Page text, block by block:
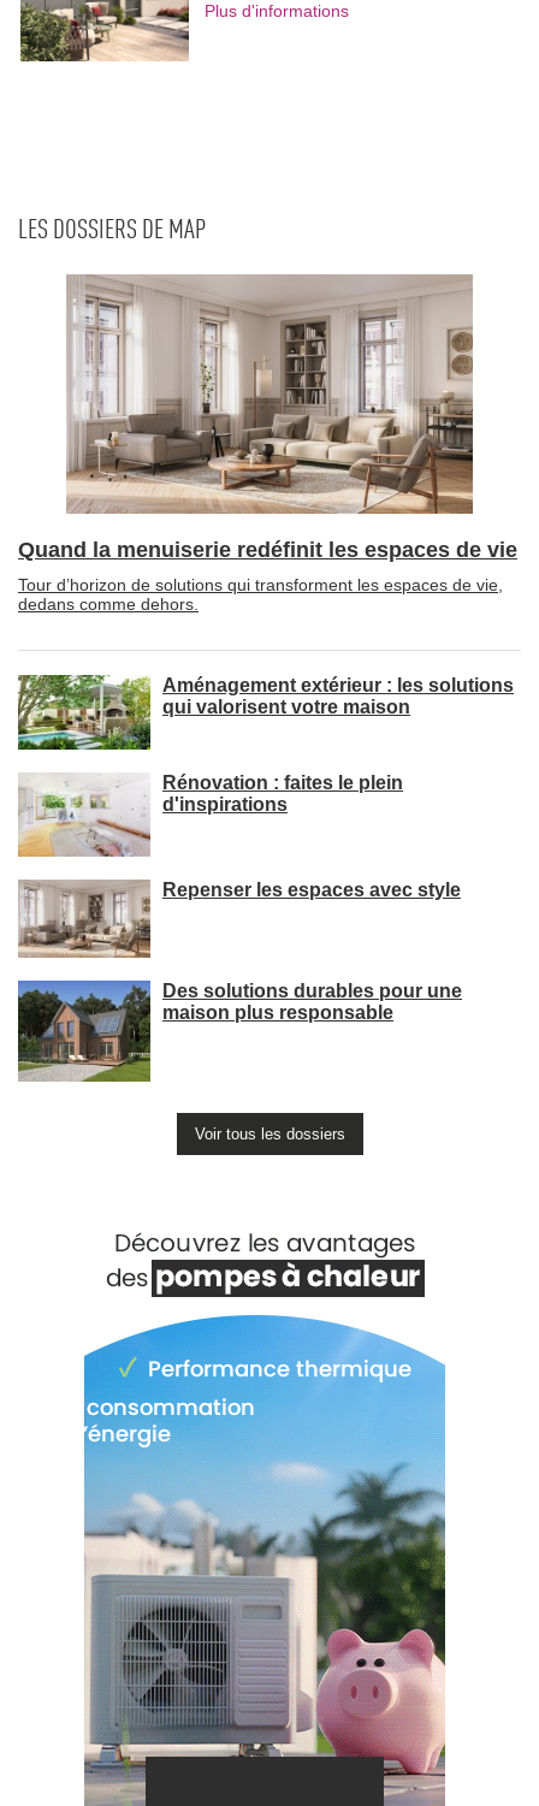
Plus d'informations
LES DOSSIERS DE MAP
Quand la menuiserie redéfinit les espaces de vie
Tour d’horizon de solutions qui transforment les espaces de vie,
dedans comme dehors.
Aménagement extérieur : les solutions
qui valorisent votre maison
Rénovation : faites le plein
d'inspirations
Repenser les espaces avec style
Des solutions durables pour une
maison plus responsable
Voir tous les dossiers